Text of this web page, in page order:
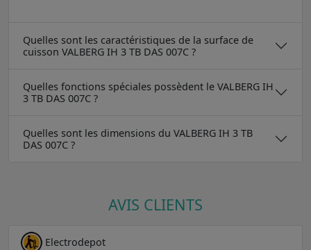
Quelles sont les caractéristiques de la surface de
cuisson VALBERG IH 3 TB DAS 007C ?
Quelles fonctions spéciales possèdent le VALBERG IH
3 TB DAS 007C ?
Quelles sont les dimensions du VALBERG IH 3 TB
DAS 007C ?
AVIS CLIENTS
Electrodepot